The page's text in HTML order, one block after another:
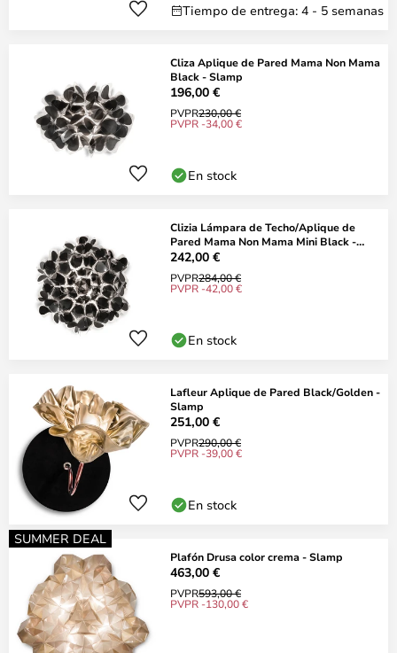
Tiempo de entrega: 4 - 5 semanas
Cliza Aplique de Pared Mama Non Mama
Black - Slamp
196,00 €
PVPR230,00 €
PVPR -34,00 €
En stock
Clizia Lámpara de Techo/Aplique de
Pared Mama Non Mama Mini Black -
Slamp
242,00 €
PVPR284,00 €
PVPR -42,00 €
En stock
Lafleur Aplique de Pared Black/Golden -
Slamp
251,00 €
PVPR290,00 €
PVPR -39,00 €
En stock
SUMMER DEAL
Plafón Drusa color crema - Slamp
463,00 €
PVPR593,00 €
PVPR -130,00 €